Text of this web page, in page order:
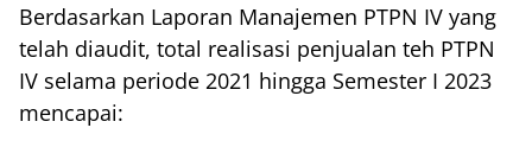
Berdasarkan Laporan Manajemen PTPN IV yang
telah diaudit, total realisasi penjualan teh PTPN
IV selama periode 2021 hingga Semester I 2023
mencapai: